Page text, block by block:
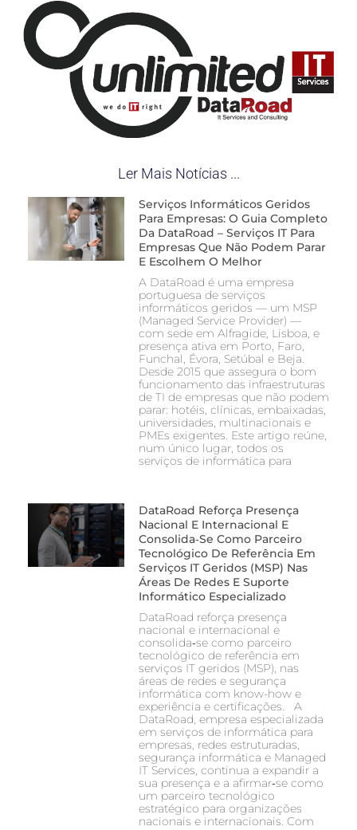
Ler Mais Notícias ...
Serviços Informáticos Geridos
Para Empresas: O Guia Completo
Da DataRoad – Serviços IT Para
Empresas Que Não Podem Parar
E Escolhem O Melhor
A DataRoad é uma empresa
portuguesa de serviços
informáticos geridos — um MSP
(Managed Service Provider) —
com sede em Alfragide, Lisboa, e
presença ativa em Porto, Faro,
Funchal, Évora, Setúbal e Beja.
Desde 2015 que assegura o bom
funcionamento das infraestruturas
de TI de empresas que não podem
parar: hotéis, clínicas, embaixadas,
universidades, multinacionais e
PMEs exigentes. Este artigo reúne,
num único lugar, todos os
serviços de informática para
DataRoad Reforça Presença
Nacional E Internacional E
Consolida‑se Como Parceiro
Tecnológico De Referência Em
Serviços IT Geridos (MSP) Nas
Áreas De Redes E Suporte
Informático Especializado
DataRoad reforça presença
nacional e internacional e
consolida‑se como parceiro
tecnológico de referência em
serviços IT geridos (MSP), nas
áreas de redes e segurança
informática com know-how e
experiência e certificações. A
DataRoad, empresa especializada
em serviços de informática para
empresas, redes estruturadas,
segurança informática e Managed
IT Services, continua a expandir a
sua presença e a afirmar‑se como
um parceiro tecnológico
estratégico para organizações
nacionais e internacionais. Com